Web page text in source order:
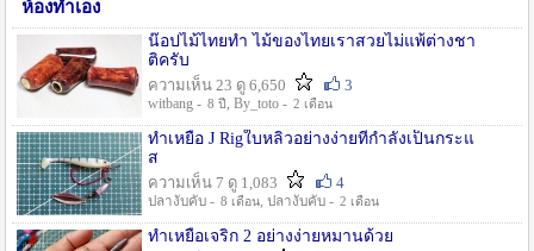
ห้องทำเอง
น๊อปไม้ไทยทำ ไม้ของไทยเราสวยไม่แพ้ต่างชา
ติครับ
ความเห็น 23 ดู 6,650
3
witbang - 8 ปี , By_toto - 2 เดือน
ทำเหยื่อ J Rigใบหลิวอย่างง่ายที่กำลังเป็นกระแ
ส
ความเห็น 7 ดู 1,083
4
ปลางับคับ - 8 เดือน, ปลางับคับ - 2 เดือน
ทำเหยื่อเจริก 2 อย่างง่ายหมานด้วย